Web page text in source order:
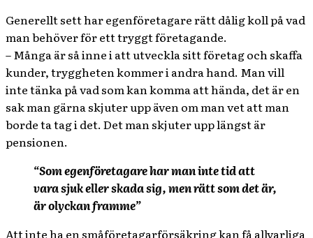
Generellt sett har egenföretagare rätt dålig koll på vad
man behöver för ett tryggt företagande.
– Många är så inne i att utveckla sitt företag och skaffa
kunder, tryggheten kommer i andra hand. Man vill
inte tänka på vad som kan komma att hända, det är en
sak man gärna skjuter upp även om man vet att man
borde ta tag i det. Det man skjuter upp längst är
pensionen.
“Som egenföretagare har man inte tid att
vara sjuk eller skada sig, men rätt som det är,
är olyckan framme”
Att inte ha en småföretagarförsäkring kan få allvarliga